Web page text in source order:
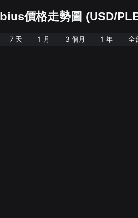
價格走勢圖 (USD/
7 天 1 月 3 個月 1 年 全